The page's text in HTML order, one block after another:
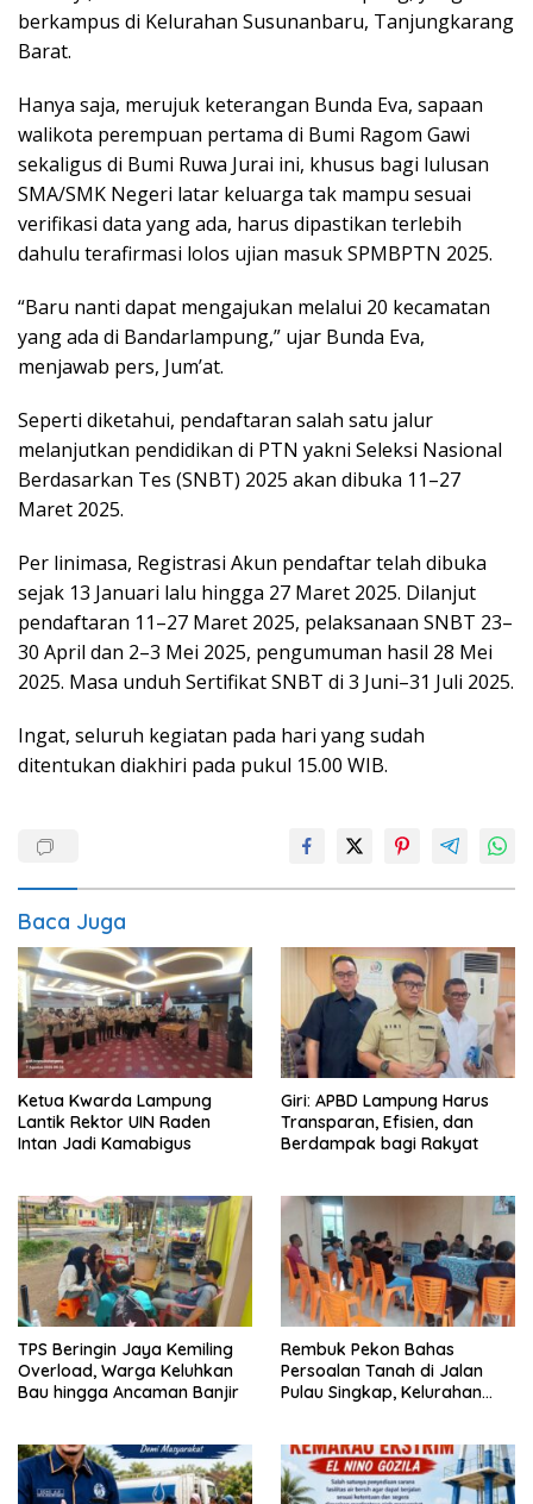
berkampus di Kelurahan Susunanbaru, Tanjungkarang
Barat.
Hanya saja, merujuk keterangan Bunda Eva, sapaan
walikota perempuan pertama di Bumi Ragom Gawi
sekaligus di Bumi Ruwa Jurai ini, khusus bagi lulusan
SMA/SMK Negeri latar keluarga tak mampu sesuai
verifikasi data yang ada, harus dipastikan terlebih
dahulu terafirmasi lolos ujian masuk SPMBPTN 2025.
“Baru nanti dapat mengajukan melalui 20 kecamatan
yang ada di Bandarlampung,” ujar Bunda Eva,
menjawab pers, Jum’at.
Seperti diketahui, pendaftaran salah satu jalur
melanjutkan pendidikan di PTN yakni Seleksi Nasional
Berdasarkan Tes (SNBT) 2025 akan dibuka 11–27
Maret 2025.
Per linimasa, Registrasi Akun pendaftar telah dibuka
sejak 13 Januari lalu hingga 27 Maret 2025. Dilanjut
pendaftaran 11–27 Maret 2025, pelaksanaan SNBT 23–
30 April dan 2–3 Mei 2025, pengumuman hasil 28 Mei
2025. Masa unduh Sertifikat SNBT di 3 Juni–31 Juli 2025.
Ingat, seluruh kegiatan pada hari yang sudah
ditentukan diakhiri pada pukul 15.00 WIB.
Baca Juga
Ketua Kwarda Lampung
Lantik Rektor UIN Raden
Intan Jadi Kamabigus
Giri: APBD Lampung Harus
Transparan, Efisien, dan
Berdampak bagi Rakyat
TPS Beringin Jaya Kemiling
Overload, Warga Keluhkan
Bau hingga Ancaman Banjir
Rembuk Pekon Bahas
Persoalan Tanah di Jalan
Pulau Singkap, Kelurahan